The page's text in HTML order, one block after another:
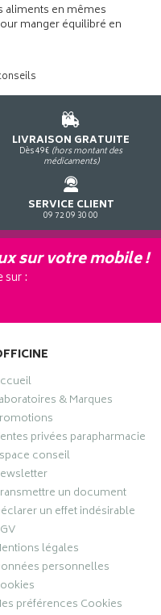
aliments en mêmes
manger équilibré en
LIVRAISON GRATUITE
Dès 49€ (hors montant des
médicaments)
SERVICE CLIENT
09 72 09 30 00
sur votre mobile !
:
& Marques
privées parapharmacie
conseil
un document
un effet indésirable
légales
personnelles
préférences Cookies